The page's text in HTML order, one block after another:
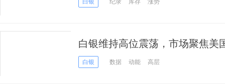
白银 纪录 库存 涨势
白银维持高位震荡，市场聚焦美
白银 数据 动能 高层